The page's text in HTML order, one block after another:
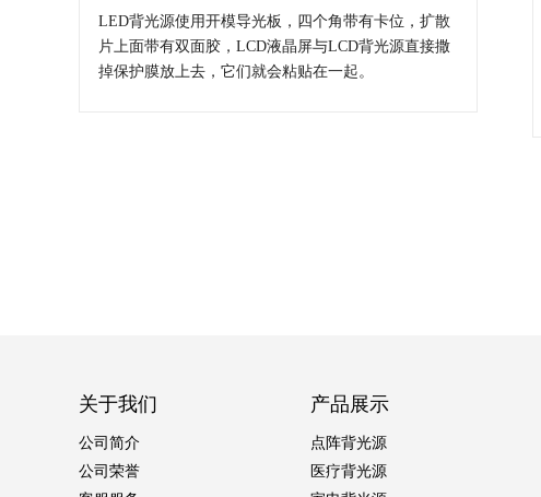
LED背光源使用开模导光板，四个角带有卡位，扩散
片上面带有双面胶，LCD液晶屏与LCD背光源直接撒
掉保护膜放上去，它们就会粘贴在一起。
关于我们
公司简介
公司荣誉
产品展示
点阵背光源
医疗背光源